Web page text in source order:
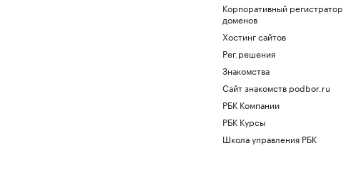
Корпоративный регистратор
доменов
Хостинг сайтов
Рег.решения
Знакомства
Сайт знакомств podbor.ru
РБК Компании
РБК Курсы
Школа управления РБК